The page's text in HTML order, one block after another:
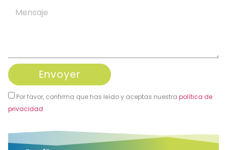
Por favor, confirma que has leído y aceptas nuestra política de
privacidad
Envoyer